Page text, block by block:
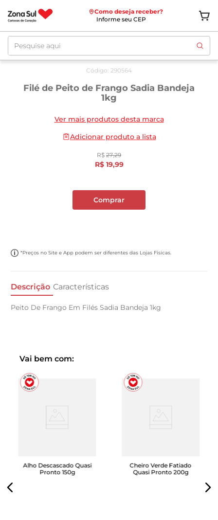
Como deseja receber?
Informe seu CEP
Pesquise aqui
07/08
Código: 290564
Filé de Peito de Frango Sadia Bandeja
1kg
Ver mais produtos desta marca
Adicionar produto a lista
R$ 27,29
R$ 19,99
Comprar
*Preços no Site e App podem ser diferentes das Lojas Físicas.
Descrição Características
Peito De Frango Em Filés Sadia Bandeja 1kg
Vai bem com:
Alho Descascado Quasi
Pronto 150g
Cheiro Verde Fatiado
Quasi Pronto 200g